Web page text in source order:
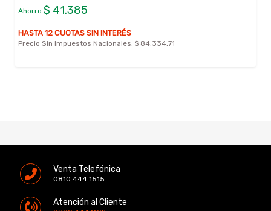
Ahorro $ 41.385
HASTA 12 CUOTAS SIN INTERÉS
Precio Sin Impuestos Nacionales: $ 84.334,71
Venta Telefónica
0810 444 1515
Atención al Cliente